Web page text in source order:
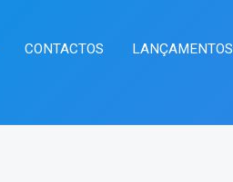
CONTACTOS LANÇAMENTOS